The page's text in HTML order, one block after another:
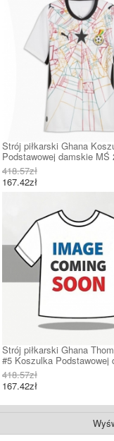
Strój piłkarski Ghana
Podstawowej damskie MŚ
Krótki Rękaw
418.57zł
167.42zł
Strój piłkarski Ghana
#5 Koszulka Podstawowej
MŚ 2026 Krótki Rękaw
418.57zł
167.42zł